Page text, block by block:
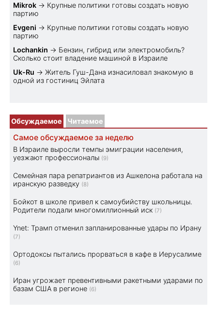
Mikrok → Крупные политики готовы создать новую
партию
Evgeni → Крупные политики готовы создать новую
партию
Lochankin → Бензин, гибрид или электромобиль?
Cколько стоит владение машиной в Израиле
Uk-Ru → Житель Гуш-Дана изнасиловал знакомую в
одной из гостиниц Эйлата
Обсуждаемое Читаемое
Самое обсуждаемое за неделю
В Израиле выросли темпы эмиграции населения,
уезжают профессионалы (9)
Семейная пара репатриантов из Ашкелона работала на
иранскую разведку (8)
Бойкот в школе привел к самоубийству школьницы.
Родители подали многомиллионный иск (7)
Ynet: Трамп отменил запланированные удары по Ирану
(7)
Ортодоксы пытались прорваться в кафе в Иерусалиме
(6)
Иран угрожает превентивными ракетными ударами по
базам США в регионе (6)